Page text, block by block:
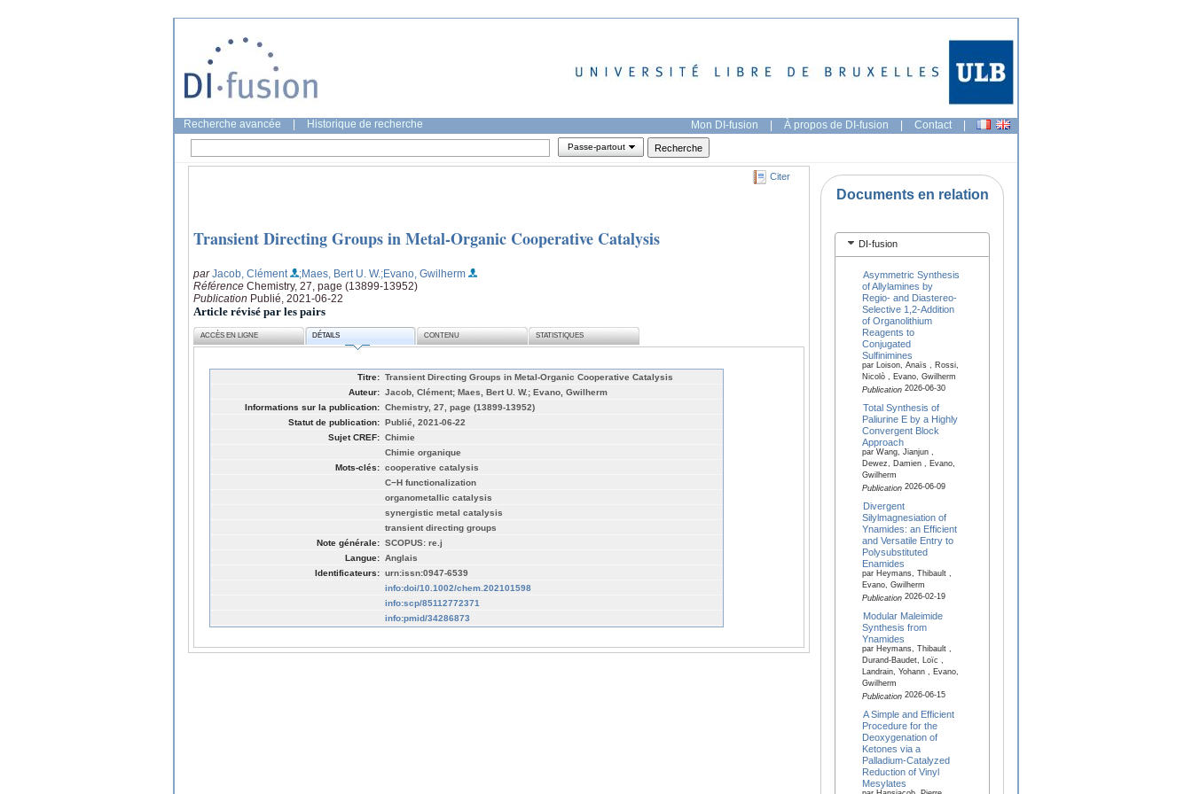
Recherche avancée Historique de recherche Mon DI-fusion | À propos de DI-fusion | Contact |
Passe-partout
Citer
Transient Directing Groups in Metal-Organic Cooperative Catalysis
parJacob, Clément ;Maes, Bert U. W.;Evano, Gwilherm
Référence Chemistry, 27, page (13899-13952)
Publication Publié, 2021-06-22
Article révisé par les pairs
ACCÈS EN LIGNE DÉTAILS CONTENU STATISTIQUES
Titre: Transient Directing Groups in Metal-Organic Cooperative Catalysis
Auteur: Jacob, Clément; Maes, Bert U. W.; Evano, Gwilherm
Informations sur la publication: Chemistry, 27, page (13899-13952)
Statut de publication: Publié, 2021-06-22
Sujet CREF: Chimie
Chimie organique
Mots-clés: cooperative catalysis
C−H functionalization
organometallic catalysis
synergistic metal catalysis
transient directing groups
Note générale: SCOPUS: re.j
Langue: Anglais
Identificateurs: urn:issn:0947-6539
info:doi/10.1002/chem.202101598
info:scp/85112772371
info:pmid/34286873
Documents en relation
DI-fusion
Asymmetric Synthesis
of Allylamines by
Regio- and Diastereo-
Selective 1,2-Addition
of Organolithium
Reagents to
Conjugated
Sulfinimines
par Loison, Anaïs , Rossi,
Nicolò , Evano, Gwilherm
Publication2026-06-30
Total Synthesis of
Paliurine E by a Highly
Convergent Block
Approach
par Wang, Jianjun ,
Dewez, Damien , Evano,
Gwilherm
Publication2026-06-09
Divergent
Silylmagnesiation of
Ynamides: an Efficient
and Versatile Entry to
Polysubstituted
Enamides
par Heymans, Thibault ,
Evano, Gwilherm
Publication2026-02-19
Modular Maleimide
Synthesis from
Ynamides
par Heymans, Thibault ,
Durand-Baudet, Loïc ,
Landrain, Yohann , Evano,
Gwilherm
Publication2026-06-15
A Simple and Efficient
Procedure for the
Deoxygenation of
Ketones via a
Palladium-Catalyzed
Reduction of Vinyl
Mesylates